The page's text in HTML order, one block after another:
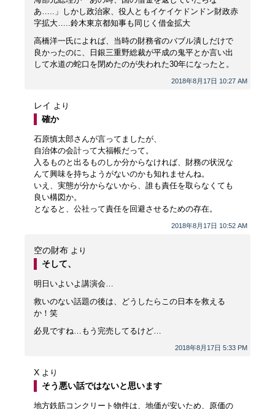
2018年8月17日 10:27 AM
あ…..」しかし政治家、役人ともイケイケドンドン財政赤
字拡大…..鈴木東京都知事も同じく借金拡大
高橋洋一氏によれば、当時の財務省のバブル潰しだけで
良かったのに、日銀三重野総裁が平成の鬼平とか言い出
して水道の蛇口を閉めたのが失われた30年になったと。
レイ より
2018年8月17日 10:52 AM
確か
石原慎太郎さんが言ってましたが、
自治体の会計って大福帳だって。
入るものと出るものしか分からなければ、財務の状況な
んて興味を持ちようがないのかも知れませんね。
いえ、実態が分からないから、誰も責任を取らなくても
良い構図か。
となると、公社って責任を回避させるための存在。
空の財布 より
2018年8月17日 5:33 PM
そして、
明日いよいよ講演会…
救いのない話題の後は、どうしたらこの日本を救える
か！笑
必見ですね…もう完売してるけど…
X より
そう悪い話ではないと思います
地方鉄筋コンクリート物件は、地価が安いため、原価の